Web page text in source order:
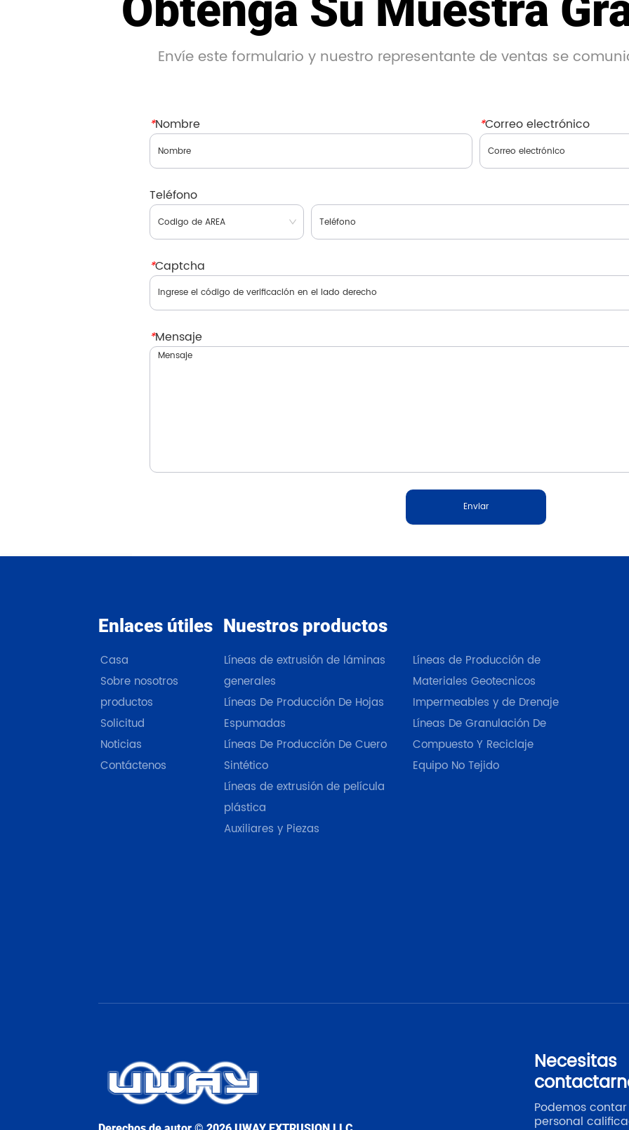
Envíe este formulario y nuestro representante de ventas se
*Nombre *Correo electrónico
Teléfono
*Captcha
*Mensaje
Enviar
Enlaces útiles
Casa
Sobre nosotros
productos
Solicitud
Noticias
Contáctenos
Nuestros productos
Líneas de extrusión de láminas
generales
Líneas De Producción De Hojas
Espumadas
Líneas De Producción De Cuero
Sintético
Líneas de extrusión de película
plástica
Auxiliares y Piezas
Líneas de Producción de
Materiales Geotecnicos
Impermeables y de Drenaje
Líneas De Granulación De
Compuesto Y Reciclaje
Equipo No Tejido
Necesitas
Podemos
personal